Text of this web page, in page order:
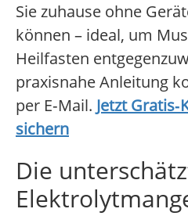
Sie zuhause ohne
können – ideal, um
Heilfasten
praxisnahe Anleitung
per E‑Mail. Jetzt
sichern
Die